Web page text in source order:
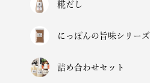
糀だし
にっぽんの旨味シリーズ
詰め合わせセット